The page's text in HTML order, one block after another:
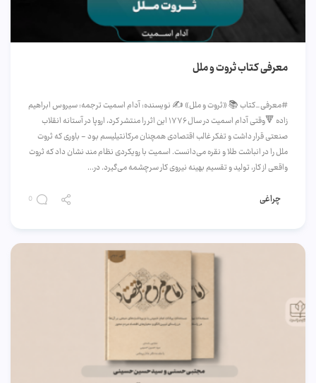
معرفی کتاب ثروت و ملل
#معرفی_کتاب 📚 «ثروت و ملل» ✍️ نویسنده: آدام اسمیت ترجمه: سیروس ابراهیم
زاده 🔻وقتی آدام اسمیت در سال ۱۷۷۶ این اثر را منتشر کرد، اروپا در آستانه انقلاب
صنعتی قرار داشت و تفکر غالب اقتصادی همچنان مرکانتیلیسم بود - باوری که ثروت
ملل را در انباشت طلا و نقره می‌دانست. اسمیت با رویکردی نظام مند نشان داد که ثروت
واقعی از کار، تولید و تقسیم بهینه نیروی کار سرچشمه می‌گیرد. در...
چراغی 0